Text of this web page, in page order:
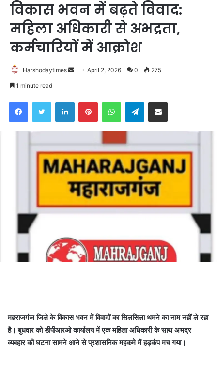
विकास भवन में बढ़ते विवाद:
महिला अधिकारी से अभद्रता,
कर्मचारियों में आक्रोश
Harshodaytimes
SendApril 2, 2026 0 275
1 minute read
FacebookTwitter LinkedInPinterestWhatsAppTelegramShare via Email
महराजगंज जिले के विकास भवन में विवादों का सिलसिला थमने का नाम नहीं ले रहा
है। बुधवार को डीपीआरओ कार्यालय में एक महिला अधिकारी के साथ अभद्र
व्यवहार की घटना सामने आने से प्रशासनिक महकमे में हड़कंप मच गया।